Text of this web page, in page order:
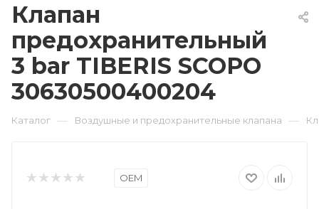
Клапан
предохранительный
3 bar TIBERIS SCOPO
30630500400204
Каталог — Воздушные и предохранительные клапана —
OEM